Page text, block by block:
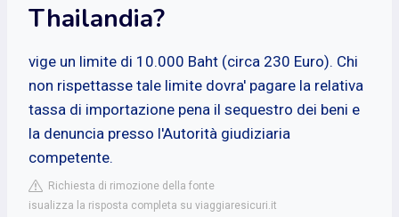
Thailandia?
vige un limite di 10.000 Baht (circa 230 Euro). Chi
non rispettasse tale limite dovra' pagare la relativa
tassa di importazione pena il sequestro dei beni e
la denuncia presso l'Autorità giudiziaria
competente.
Richiesta di rimozione della fonte
isualizza la risposta completa su viaggiaresicuri.it